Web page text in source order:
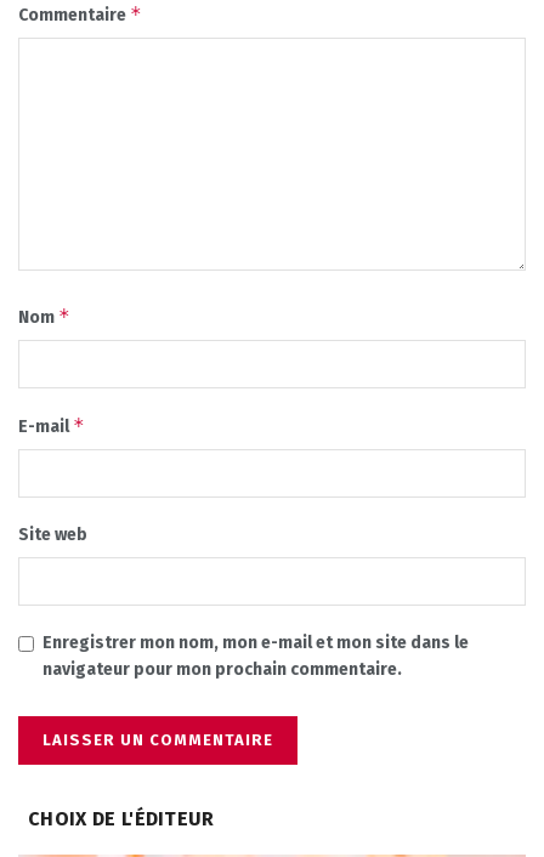
Commentaire *
Nom *
E-mail*
Site web
Enregistrer mon nom, mon e-mail et mon site dans le
navigateur pour mon prochain commentaire.
CHOIX DE L'ÉDITEUR